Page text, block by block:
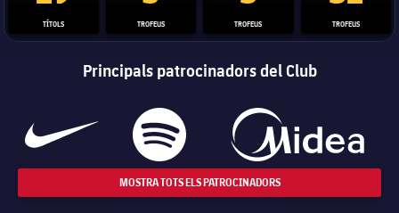
TÍTOLS TROFEUS TROFEUS TROFEUS
Principals patrocinadors del Club
MOSTRA TOTS ELS PATROCINADORS